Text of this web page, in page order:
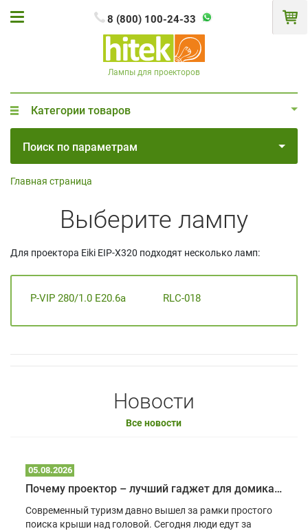
8 (800) 100-24-33
Лампы для проекторов
Категории товаров
Поиск по параметрам
Главная страница
Выберите лампу
Для проектора Eiki EIP-X320 подходят несколько ламп:
P-VIP 280/1.0 E20.6a RLC-018
Новости
Все новости
05.08.2026
Почему проектор – лучший гаджет для домика в глэмпинге
Современный туризм давно вышел за рамки простого
поиска крыши над головой. Сегодня люди едут за